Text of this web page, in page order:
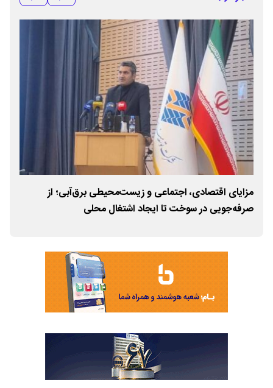
مزایای اقتصادی، اجتماعی و زیست‌محیطی برق‌آبی؛ از
صرفه‌جویی در سوخت تا ایجاد اشتغال محلی